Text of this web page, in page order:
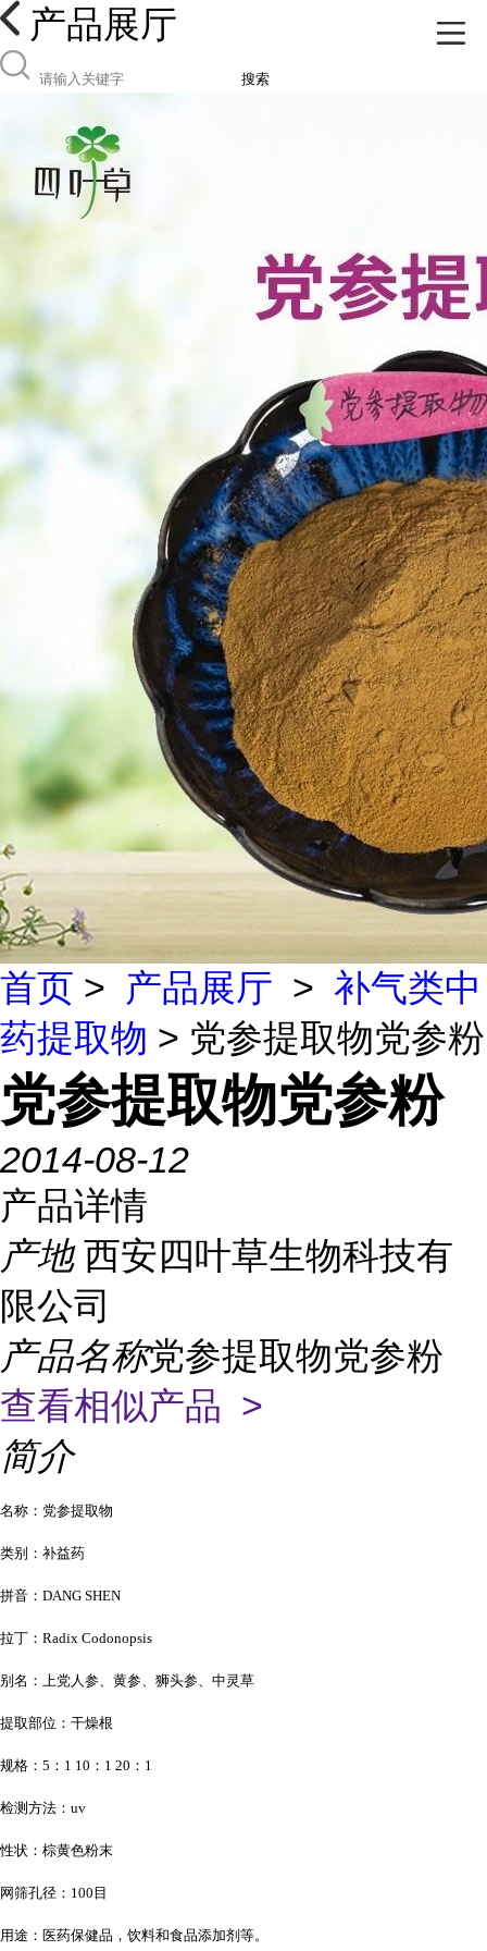
产品展厅
搜索
首页 > 产品展厅 > 补气类中
药提取物 > 党参提取物党参粉
党参提取物党参粉
2014-08-12
产品详情
产地 西安四叶草生物科技有
限公司
产品名称党参提取物党参粉
查看相似产品 >
简介
名称：党参提取物
类别：补益药
拼音：DANG SHEN
拉丁：Radix Codonopsis
别名：上党人参、黄参、狮头参、中灵草
提取部位：干燥根
规格：5：1 10：1 20：1
检测方法：uv
性状：棕黄色粉末
网筛孔径：100目
用途：医药保健品，饮料和食品添加剂等。